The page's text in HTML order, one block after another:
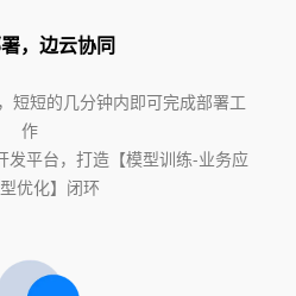
，边云协同
短短的几分钟内即可完成部署工
作
发平台，打造【模型训练-业务应
优化】闭环